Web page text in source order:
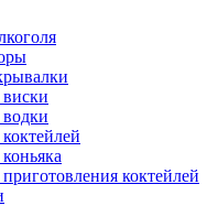
коктейлей